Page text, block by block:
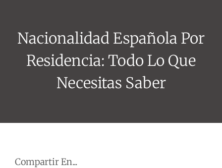
Nacionalidad Española Por
Residencia: Todo Lo Que
Necesitas Saber
Compartir En...